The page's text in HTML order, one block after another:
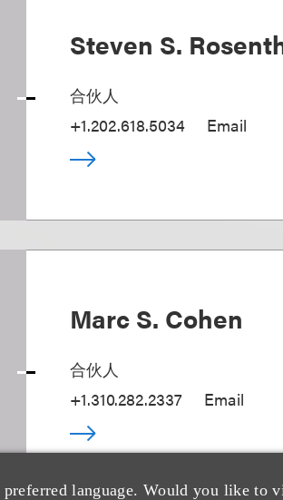
language. Would you like to
Steven S.
合伙人
+1.202.618.5034
Email
Marc S. Cohen
合伙人
+1.310.282.2337
Email